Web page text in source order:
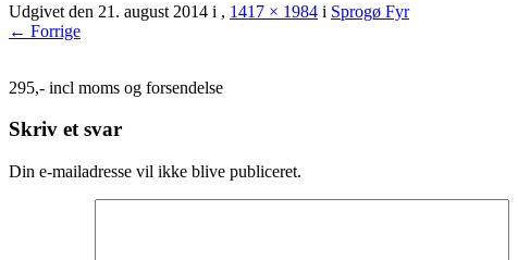
Udgivet den 21. august 2014 i , 1417 × 1984 i Sprogø Fyr
← Forrige
295,- incl moms og forsendelse
Skriv et svar
Din e-mailadresse vil ikke blive publiceret.